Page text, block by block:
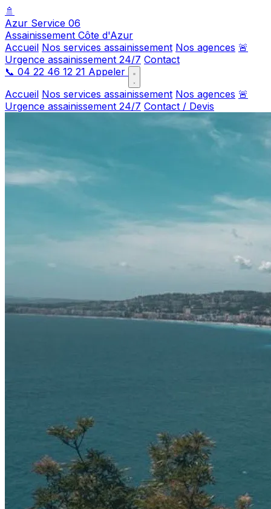
🚿
Azur Service 06
Assainissement Côte d'Azur
Accueil Nos services assainissement Nos agences 🚨
Urgence assainissement 24/7 Contact
📞 04 22 46 12 21 Appeler
Accueil Nos services assainissement Nos agences 🚨
Urgence assainissement 24/7 Contact / Devis